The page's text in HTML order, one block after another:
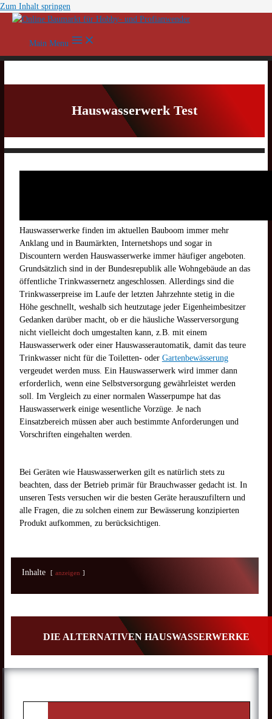
Zum Inhalt springen
Main Menu
Hauswasserwerk Test
Hauswasserwerke finden im aktuellen Bauboom immer mehr
Anklang und in Baumärkten, Internetshops und sogar in
Discountern werden Hauswasserwerke immer häufiger angeboten.
Grundsätzlich sind in der Bundesrepublik alle Wohngebäude an das
öffentliche Trinkwassernetz angeschlossen. Allerdings sind die
Trinkwasserpreise im Laufe der letzten Jahrzehnte stetig in die
Höhe geschnellt, weshalb sich heutzutage jeder Eigenheimbesitzer
Gedanken darüber macht, ob er die häusliche Wasserversorgung
nicht vielleicht doch umgestalten kann, z.B. mit einem
Hauswasserwerk oder einer Hauswasserautomatik, damit das teure
Trinkwasser nicht für die Toiletten- oder Gartenbewässerung
vergeudet werden muss. Ein Hauswasserwerk wird immer dann
erforderlich, wenn eine Selbstversorgung gewährleistet werden
soll. Im Vergleich zu einer normalen Wasserpumpe hat das
Hauswasserwerk einige wesentliche Vorzüge. Je nach
Einsatzbereich müssen aber auch bestimmte Anforderungen und
Vorschriften eingehalten werden.
Bei Geräten wie Hauswasserwerken gilt es natürlich stets zu
beachten, dass der Betrieb primär für Brauchwasser gedacht ist. In
unseren Tests versuchen wir die besten Geräte herauszufiltern und
alle Fragen, die zu solchen einem zur Bewässerung konzipierten
Produkt aufkommen, zu berücksichtigen.
Inhalte anzeigen
DIE ALTERNATIVEN HAUSWASSERWERKE